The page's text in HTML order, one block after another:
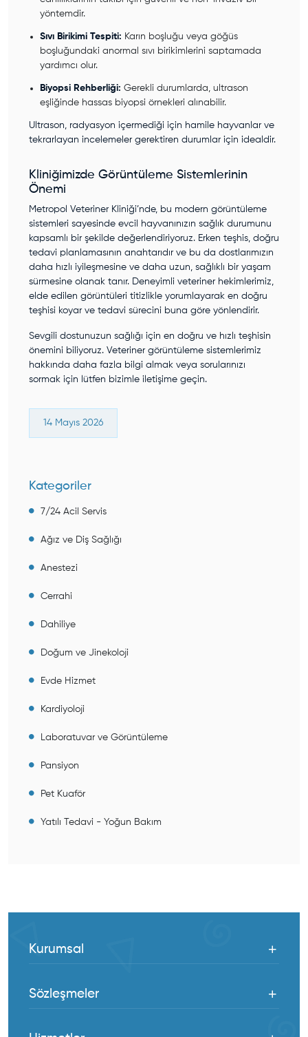
yöntemdir.
Sıvı Birikimi Tespiti: Karın boşluğu veya göğüs
boşluğundaki anormal sıvı birikimlerini saptamada
yardımcı olur.
Biyopsi Rehberliği: Gerekli durumlarda, ultrason
eşliğinde hassas biyopsi örnekleri alınabilir.
Ultrason, radyasyon içermediği için hamile hayvanlar ve
tekrarlayan incelemeler gerektiren durumlar için idealdir.
Kliniğimizde Görüntüleme Sistemlerinin
Önemi
Metropol Veteriner Kliniği’nde, bu modern görüntüleme
sistemleri sayesinde evcil hayvanınızın sağlık durumunu
kapsamlı bir şekilde değerlendiriyoruz. Erken teşhis, doğru
tedavi planlamasının anahtarıdır ve bu da dostlarımızın
daha hızlı iyileşmesine ve daha uzun, sağlıklı bir yaşam
sürmesine olanak tanır. Deneyimli veteriner hekimlerimiz,
elde edilen görüntüleri titizlikle yorumlayarak en doğru
teşhisi koyar ve tedavi sürecini buna göre yönlendirir.
Sevgili dostunuzun sağlığı için en doğru ve hızlı teşhisin
önemini biliyoruz. Veteriner görüntüleme sistemlerimiz
hakkında daha fazla bilgi almak veya sorularınızı
sormak için lütfen bizimle iletişime geçin.
14 Mayıs 2026
Kategoriler
7/24 Acil Servis
Ağız ve Diş Sağlığı
Anestezi
Cerrahi
Dahiliye
Doğum ve Jinekoloji
Evde Hizmet
Kardiyoloji
Laboratuvar ve Görüntüleme
Pansiyon
Pet Kuaför
Yatılı Tedavi - Yoğun Bakım
Kurumsal
Sözleşmeler